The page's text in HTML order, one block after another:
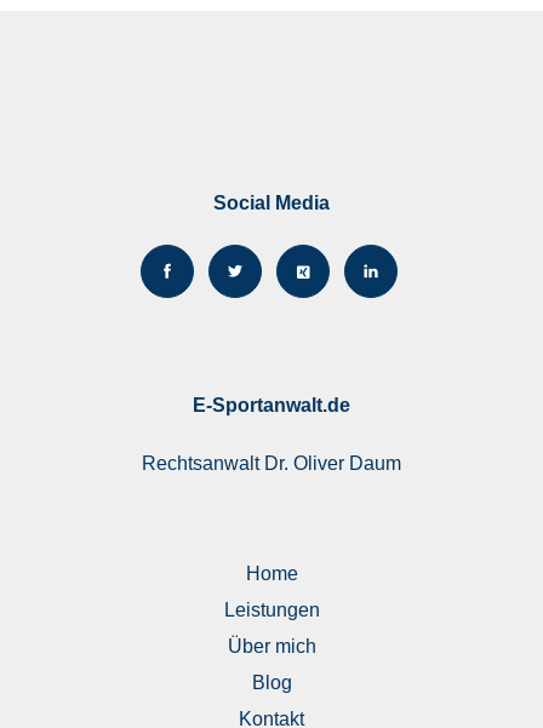
Social Media
E-Sportanwalt.de
RechtsanwaltDr. Oliver Daum
Home
Leistungen
Über mich
Blog
Kontakt